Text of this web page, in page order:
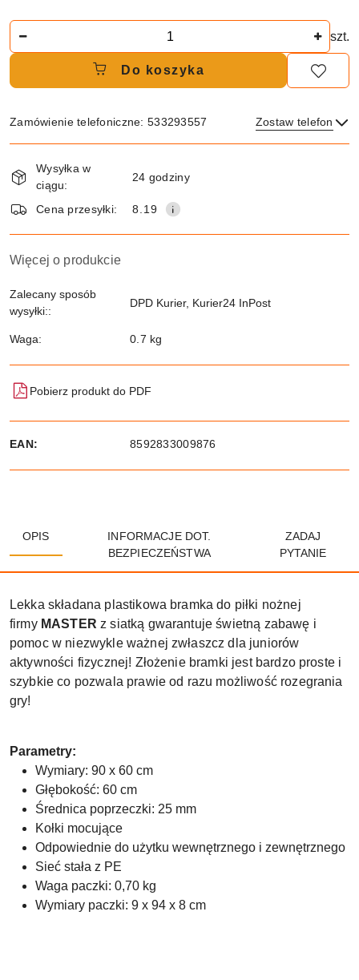
szt.
Do koszyka
Zamówienie telefoniczne: 533293557 Zostaw telefon
i
dostawa
Wysyłka w
ciągu:
24 godziny
Cena przesyłki: 8.19
Więcej o produkcie
Zalecany sposób
wysyłki::
DPD Kurier, Kurier24 InPost
Waga: 0.7 kg
Pobierz produkt do PDF
EAN: 8592833009876
OPIS
INFORMACJE DOT.
BEZPIECZEŃSTWA
ZADAJ
PYTANIE
Lekka składana plastikowa bramka do piłki nożnej
firmy MASTER z siatką gwarantuje świetną zabawę i
pomoc w niezwykle ważnej zwłaszcz dla juniorów
aktywności fizycznej! Złożenie bramki jest bardzo proste i
szybkie co pozwala prawie od razu możliwość rozegrania
gry!
Parametry:
Wymiary: 90 x 60 cm
Głębokość: 60 cm
Średnica poprzeczki: 25 mm
Kołki mocujące
Odpowiednie do użytku wewnętrznego i zewnętrznego
Sieć stała z PE
Waga paczki: 0,70 kg
Wymiary paczki: 9 x 94 x 8 cm